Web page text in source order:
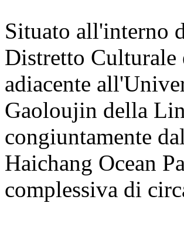
Situato all'interno
Distretto Culturale
adiacente
Gaoloujin della
congiuntamente
Haichang Ocean
complessiva di